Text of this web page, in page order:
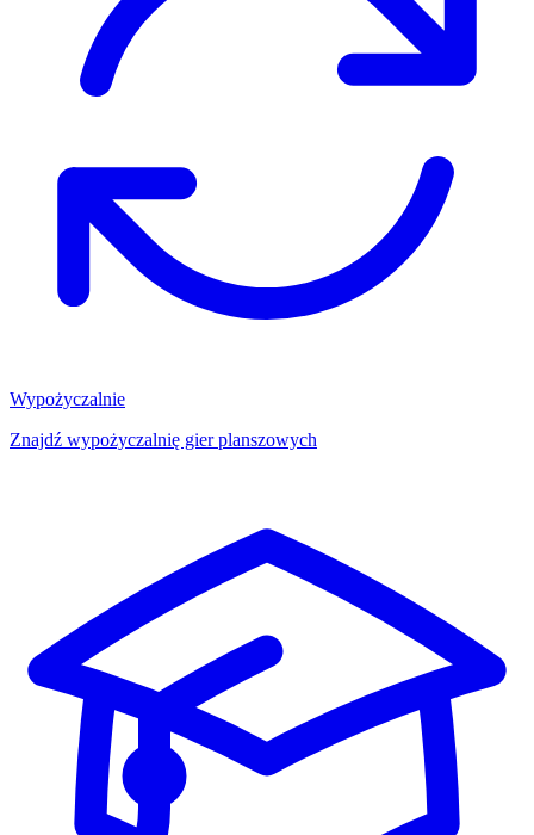
Wypożyczalnie
Znajdź wypożyczalnię gier planszowych